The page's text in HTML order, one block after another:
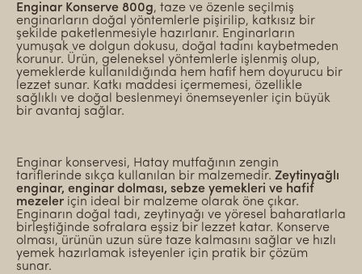
Enginar Konserve 800g, taze ve özenle seçilmiş
enginarların doğal yöntemlerle pişirilip, katkısız bir
şekilde paketlenmesiyle hazırlanır. Enginarların
yumuşak ve dolgun dokusu, doğal tadını kaybetmeden
korunur. Ürün, geleneksel yöntemlerle işlenmiş olup,
yemeklerde kullanıldığında hem hafif hem doyurucu bir
lezzet sunar. Katkı maddesi içermemesi, özellikle
sağlıklı ve doğal beslenmeyi önemseyenler için büyük
bir avantaj sağlar.
Enginar konservesi, Hatay mutfağının zengin
tariflerinde sıkça kullanılan bir malzemedir. Zeytinyağlı
enginar, enginar dolması, sebze yemekleri ve hafif
mezeler için ideal bir malzeme olarak öne çıkar.
Enginarın doğal tadı, zeytinyağı ve yöresel baharatlarla
birleştiğinde sofralara eşsiz bir lezzet katar. Konserve
olması, ürünün uzun süre taze kalmasını sağlar ve hızlı
yemek hazırlamak isteyenler için pratik bir çözüm
sunar.